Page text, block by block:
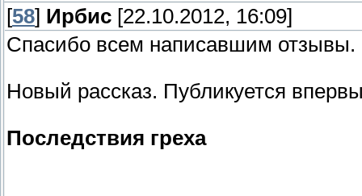
[58] Ирбис [22.10.2012, 16:09]
Спасибо всем написавшим отзывы.
Новый рассказ. Публикуется
Последствия греха